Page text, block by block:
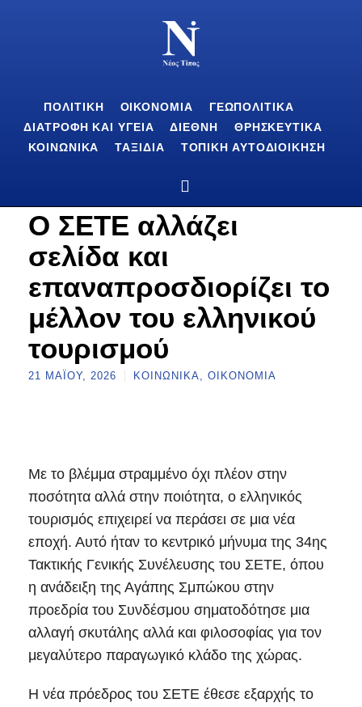
ΠΟΛΙΤΙΚΉ ΟΙΚΟΝΟΜΊΑ
ΓΕΩΠΟΛΙΤΙΚΆ
ΔΙΑΤΡΟΦΉ ΚΑΙ ΥΓΕΊΑ
ΔΙΕΘΝΉ
ΘΡΗΣΚΕΥΤΙΚΆ
ΚΟΙΝΩΝΙΚΆ
ΤΑΞΊΔΙΑ ΤΟΠΙΚΉ ΑΥΤΟΔΙΟΊΚΗΣΗ
Ο ΣΕΤΕ αλλάζει
σελίδα και
επαναπροσδιορίζει το
μέλλον του ελληνικού
τουρισμού
21 ΜΑΪ́ΟΥ, 2026 ΚΟΙΝΩΝΙΚΆ, ΟΙΚΟΝΟΜΊΑ
Με το βλέμμα στραμμένο όχι πλέον στην
ποσότητα αλλά στην ποιότητα, ο ελληνικός
τουρισμός επιχειρεί να περάσει σε μια νέα
εποχή. Αυτό ήταν το κεντρικό μήνυμα της 34ης
Τακτικής Γενικής Συνέλευσης του ΣΕΤΕ, όπου
η ανάδειξη της Αγάπης Σμπώκου στην
προεδρία του Συνδέσμου σηματοδότησε μια
αλλαγή σκυτάλης αλλά και φιλοσοφίας για τον
μεγαλύτερο παραγωγικό κλάδο της χώρας.
Η νέα πρόεδρος του ΣΕΤΕ έθεσε εξαρχής το